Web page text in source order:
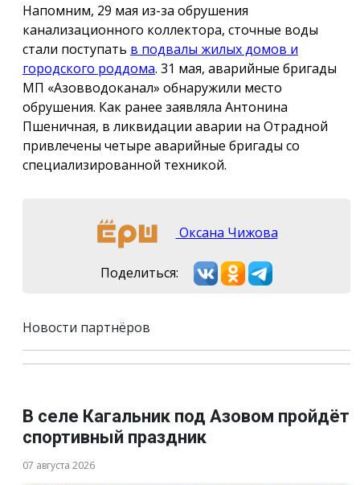
Напомним, 29 мая из-за обрушения
канализационного коллектора, сточные воды
стали поступать в подвалы жилых домов и
городского роддома. 31 мая, аварийные бригады
МП «Азовводоканал» обнаружили место
обрушения. Как ранее заявляла Антонина
Пшеничная, в ликвидации аварии на Отрадной
привлечены четыре аварийные бригады со
специализированной техникой.
Оксана Чижова
Поделиться:
Новости партнёров
В селе Кагальник под Азовом пройдёт
спортивный праздник
07 августа 2026